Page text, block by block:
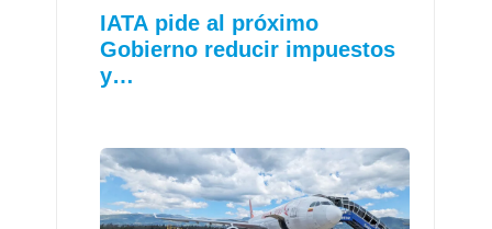
IATA pide al próximo
Gobierno reducir impuestos
y…